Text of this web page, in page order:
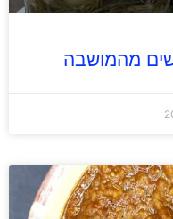
מהמושבה